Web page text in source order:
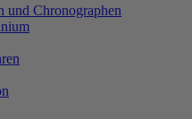
und Chronographen